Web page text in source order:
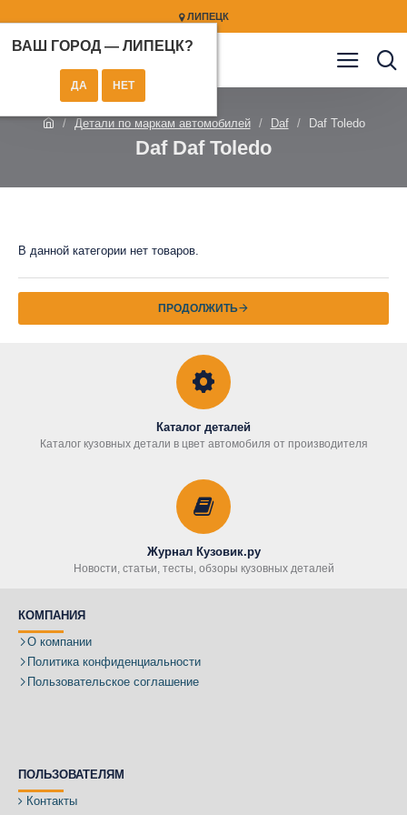
ЛИПЕЦК
ВАШ ГОРОД — ЛИПЕЦК?
Детали по маркам автомобилей Daf Daf Toledo
Daf Daf Toledo
В данной категории нет товаров.
ПРОДОЛЖИТЬ
Каталог деталей
Каталог кузовных детали в цвет автомобиля от производителя
Журнал Кузовик.ру
Новости, статьи, тесты, обзоры кузовных деталей
КОМПАНИЯ
О компании
Политика конфиденциальности
Пользовательское соглашение
ПОЛЬЗОВАТЕЛЯМ
Контакты